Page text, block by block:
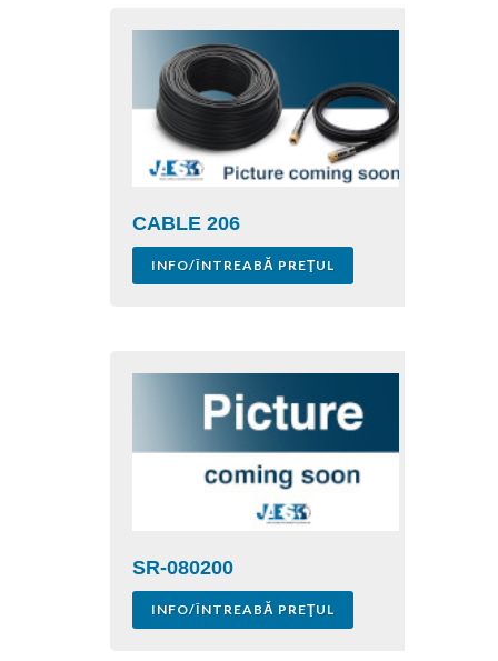
CABLE 206
INFO/ÎNTREABĂ PREŢUL
SR-080200
INFO/ÎNTREABĂ PREŢUL